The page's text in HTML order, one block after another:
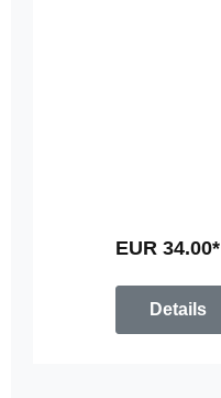
EUR 34.00*
Details